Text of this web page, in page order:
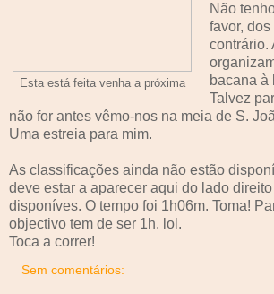
Esta está feita venha a próxima
Não
favor,
contrário.
bacana à
Talvez
não for antes vêmo-nos na meia de S.
Uma estreia para mim.
As classificações ainda não estão
deve estar a aparecer aqui do lado
disponíves. O tempo foi 1h06m. Toma!
objectivo tem de ser 1h. lol.
Toca a correr!
Sem comentários: